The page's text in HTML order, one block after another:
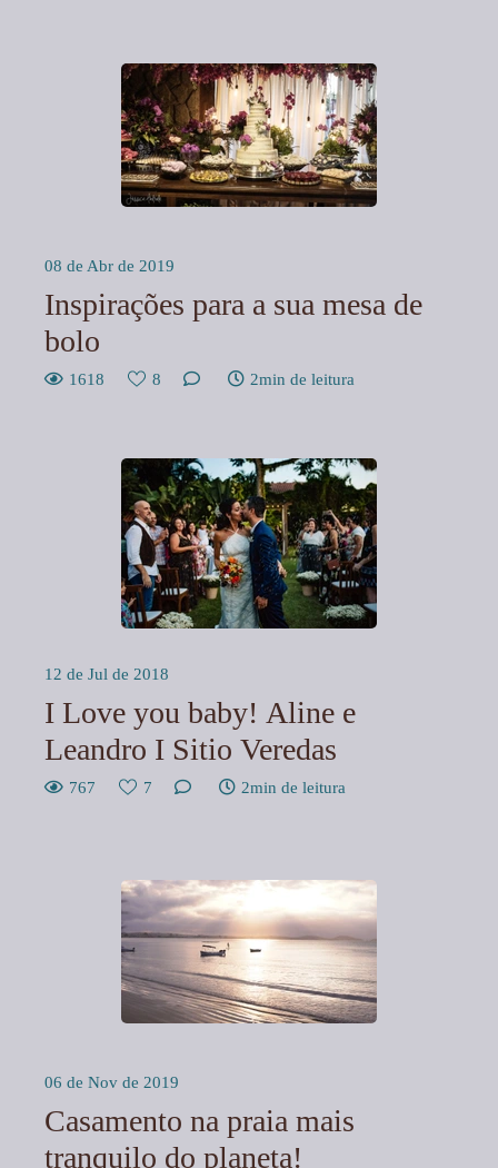
08 de Abr de 2019
Inspirações para a sua mesa de
bolo
1618 8 2min de leitura
12 de Jul de 2018
I Love you baby! Aline e
Leandro I Sitio Veredas
767 7 2min de leitura
06 de Nov de 2019
Casamento na praia mais
tranquilo do planeta!